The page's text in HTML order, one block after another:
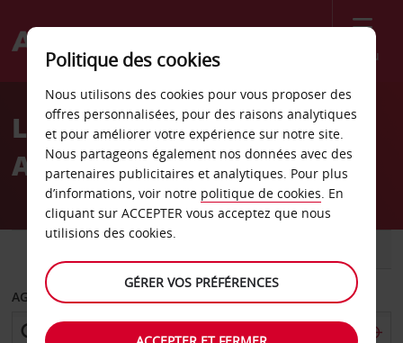
Menu
Welcome
AvisLocation de voiture
Aéroport de Wellington
AGENCE DE DÉPART
Politique des cookies
Nous utilisons des cookies pour vous proposer des
offres personnalisées, pour des raisons analytiques
et pour améliorer votre expérience sur notre site.
Nous partageons également nos données avec des
partenaires publicitaires et analytiques. Pour plus
d’informations, voir notre politique de cookies. En
cliquant sur ACCEPTER vous acceptez que nous
utilisions des cookies.
GÉRER VOS PRÉFÉRENCES